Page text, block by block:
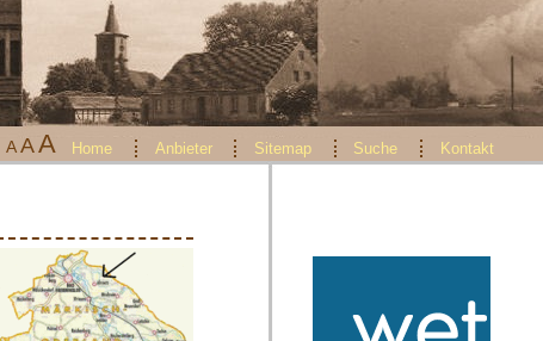
AAA Home Anbieter Sitemap Suche Kontakt